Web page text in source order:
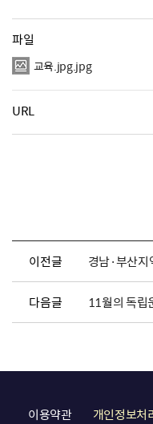
파일
교육.jpg.jpg
URL
이전글 경남·부산지
다음글 11월의 독립
이용약관 개인정보처